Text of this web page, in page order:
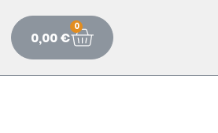
0,00€
0